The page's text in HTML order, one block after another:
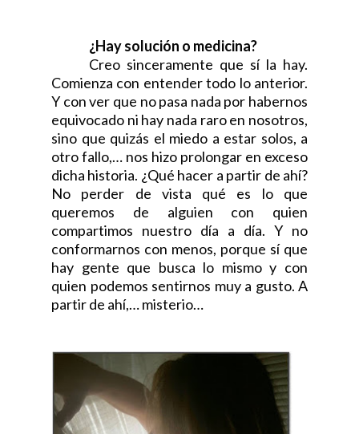
¿Hay solución o medicina?
Creo sinceramente que sí la hay.
Comienza con entender todo lo anterior.
Y con ver que no pasa nada por habernos
equivocado ni hay nada raro en nosotros,
sino que quizás el miedo a estar solos, a
otro fallo,… nos hizo prolongar en exceso
dicha historia. ¿Qué hacer a partir de ahí?
No perder de vista qué es lo que
queremos de alguien con quien
compartimos nuestro día a día. Y no
conformarnos con menos, porque sí que
hay gente que busca lo mismo y con
quien podemos sentirnos muy a gusto. A
partir de ahí,… misterio…